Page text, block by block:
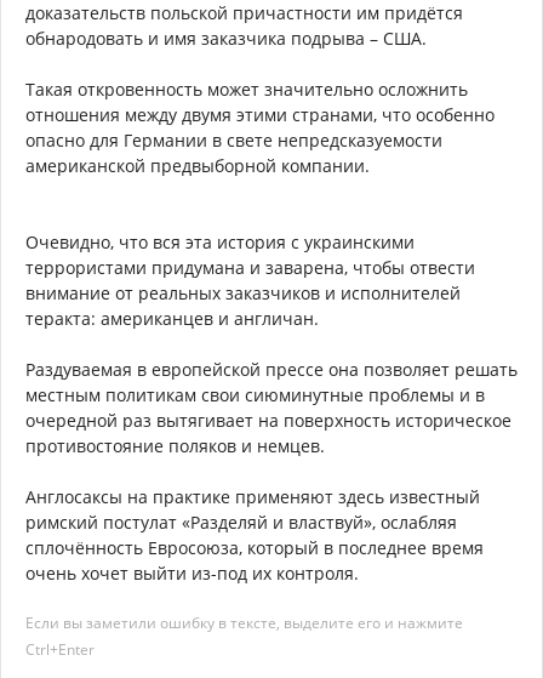
доказательств польской причастности им придётся
обнародовать и имя заказчика подрыва – США.
Такая откровенность может значительно осложнить
отношения между двумя этими странами, что особенно
опасно для Германии в свете непредсказуемости
американской предвыборной компании.
Очевидно, что вся эта история с украинскими
террористами придумана и заварена, чтобы отвести
внимание от реальных заказчиков и исполнителей
теракта: американцев и англичан.
Раздуваемая в европейской прессе она позволяет решать
местным политикам свои сиюминутные проблемы и в
очередной раз вытягивает на поверхность историческое
противостояние поляков и немцев.
Англосаксы на практике применяют здесь известный
римский постулат «Разделяй и властвуй», ослабляя
сплочённость Евросоюза, который в последнее время
очень хочет выйти из-под их контроля.
Если вы заметили ошибку в тексте, выделите его и нажмите
Ctrl+Enter